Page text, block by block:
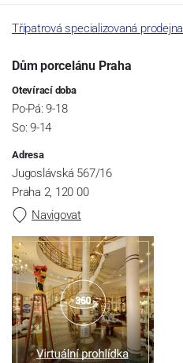
Třípatrová specializovaná prodejna
Dům porcelánu Praha
Otevírací doba
Po-Pá: 9-18
So: 9-14
Adresa
Jugoslávská 567/16
Praha 2, 120 00
Navigovat